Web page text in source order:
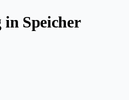
in Speicher